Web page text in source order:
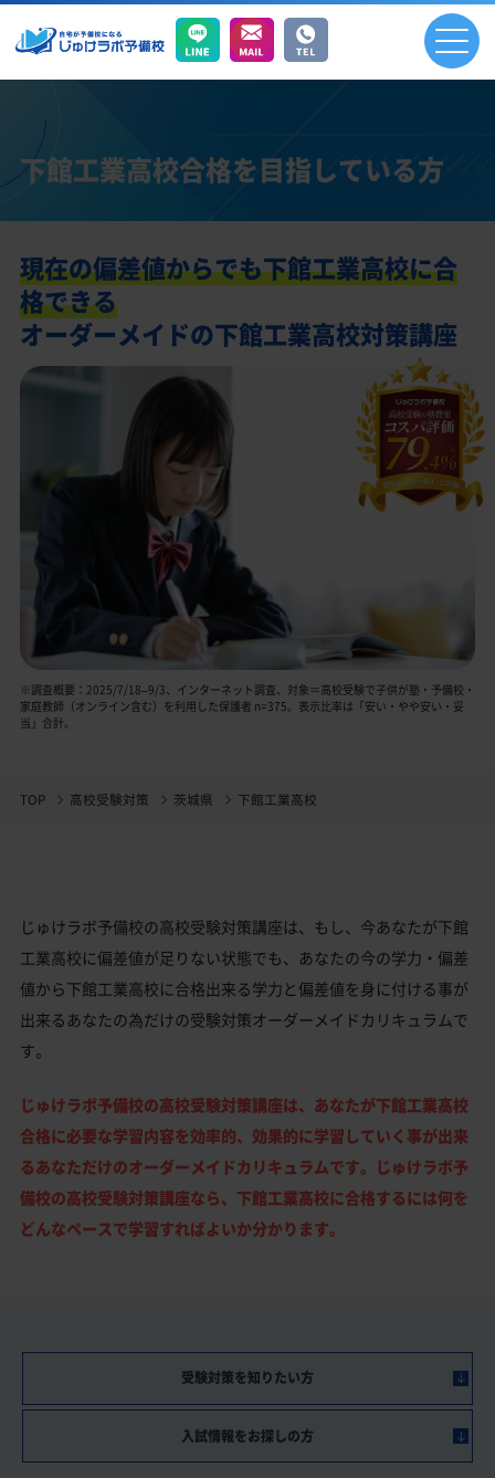
下館工業高校合格を目指している方
現在の偏差値からでも下館工業高校に合
格できる
オーダーメイドの下館工業高校対策講座
※調査概要：2025/7/18–9/3、インターネット調査、対象＝高校受験で子供が塾・予備校・
家庭教師（オンライン含む）を利用した保護者 n=375。表示比率は「安い・やや安い・妥
当」合計。
TOP 高校受験対策 茨城県 下館工業高校
じゅけラボ予備校の高校受験対策講座は、もし、今あなたが下館
工業高校に偏差値が足りない状態でも、あなたの今の学力・偏差
値から下館工業高校に合格出来る学力と偏差値を身に付ける事が
出来るあなたの為だけの受験対策オーダーメイドカリキュラムで
す。
じゅけラボ予備校の高校受験対策講座は、あなたが下館工業高校
合格に必要な学習内容を効率的、効果的に学習していく事が出来
るあなただけのオーダーメイドカリキュラムです。じゅけラボ予
備校の高校受験対策講座なら、下館工業高校に合格するには何を
どんなペースで学習すればよいか分かります。
受験対策を知りたい方
入試情報をお探しの方